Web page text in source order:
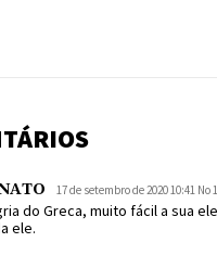
17 de setembro de 2020 10:41 No
do Greca, muito fácil a sua
ele.